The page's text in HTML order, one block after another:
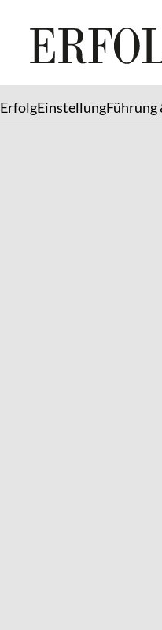
ErfolgEinstellungFührung